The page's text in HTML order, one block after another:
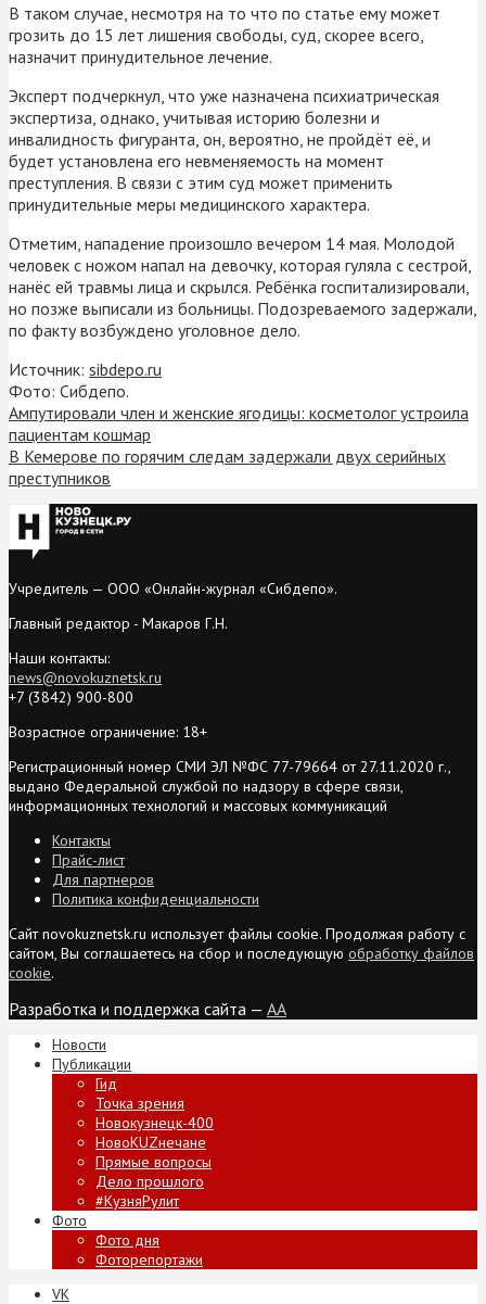
В таком случае, несмотря на то что по статье ему может
грозить до 15 лет лишения свободы, суд, скорее всего,
назначит принудительное лечение.
Эксперт подчеркнул, что уже назначена психиатрическая
экспертиза, однако, учитывая историю болезни и
инвалидность фигуранта, он, вероятно, не пройдёт её, и
будет установлена его невменяемость на момент
преступления. В связи с этим суд может применить
принудительные меры медицинского характера.
Отметим, нападение произошло вечером 14 мая. Молодой
человек с ножом напал на девочку, которая гуляла с сестрой,
нанёс ей травмы лица и скрылся. Ребёнка госпитализировали,
но позже выписали из больницы. Подозреваемого задержали,
по факту возбуждено уголовное дело.
Источник: sibdepo.ru
Фото: Сибдепо.
Ампутировали член и женские ягодицы: косметолог устроила
пациентам кошмар
В Кемерове по горячим следам задержали двух серийных
преступников
Учредитель — ООО «Онлайн-журнал «Сибдепо».
Главный редактор - Макаров Г.Н.
Наши контакты:
news@novokuznetsk.ru
+7 (3842) 900-800
Возрастное ограничение: 18+
Регистрационный номер СМИ ЭЛ №ФС 77-79664 от 27.11.2020 г.,
выдано Федеральной службой по надзору в сфере связи,
информационных технологий и массовых коммуникаций
Контакты
Прайс-лист
Для партнеров
Политика конфиденциальности
Сайт novokuznetsk.ru использует файлы cookie. Продолжая работу с
сайтом, Вы соглашаетесь на сбор и последующую обработку файлов
cookie.
Разработка и поддержка сайта — AA
Новости
Публикации
Гид
Точка зрения
Новокузнецк-400
НовоKUZнечане
Прямые вопросы
Дело прошлого
#КузняРулит
Фото
Фото дня
Фоторепортажи
VK